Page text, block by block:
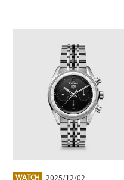
WATCH 2025/12/02